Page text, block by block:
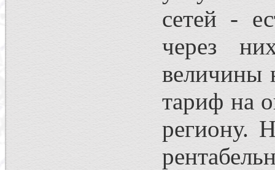
сетей -
через
величины
тариф на
региону.